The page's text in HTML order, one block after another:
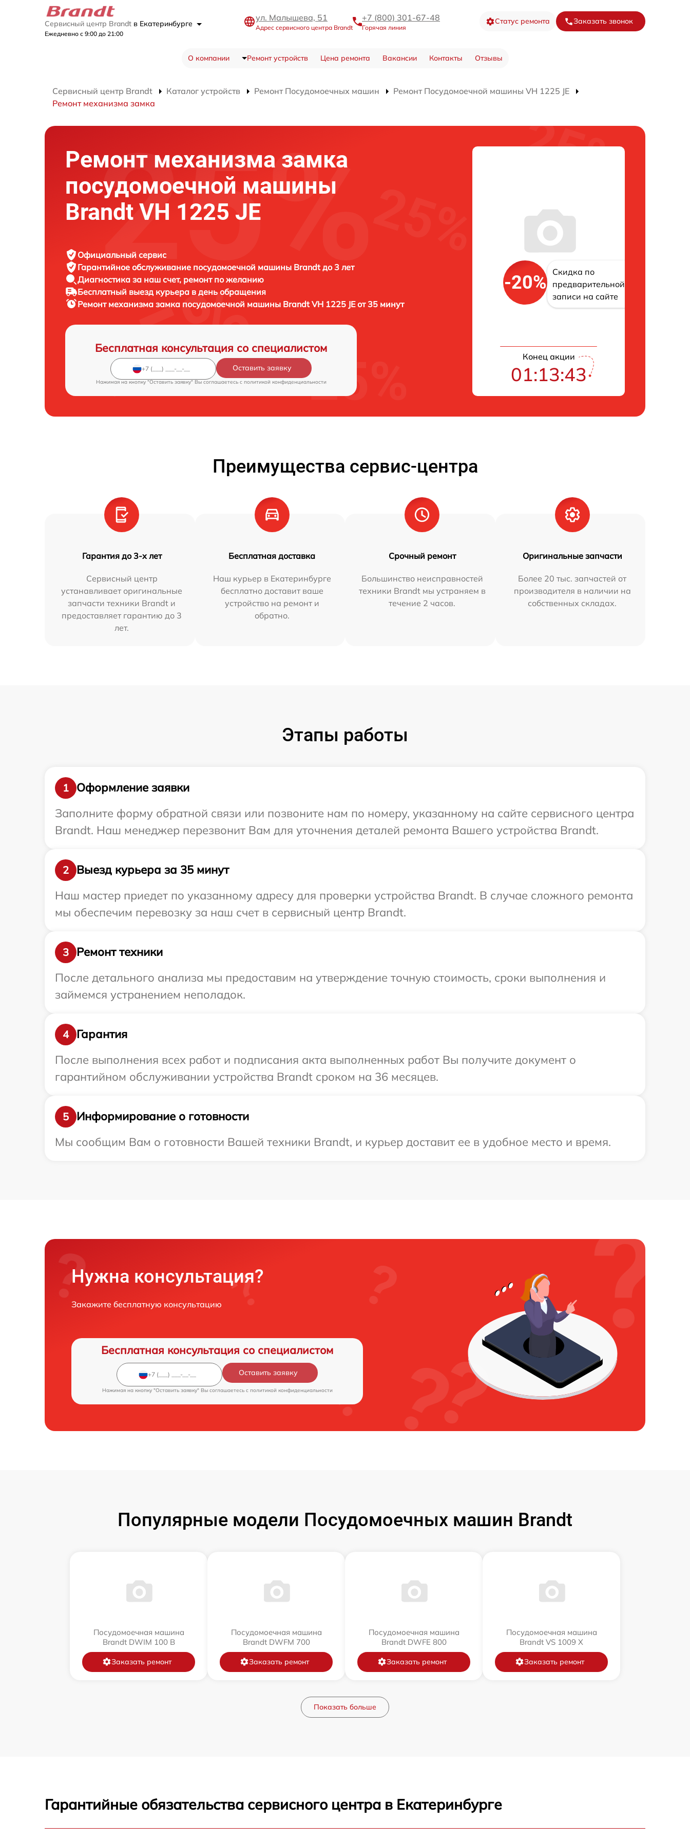
Сервисный центр Brandt в Екатеринбурге
Ежедневно с 9:00 до 21:00
ул. Малышева, 51
Адрес сервисного центра Brandt
+7 (800) 301-67-48
Горячая линия
Статус ремонта Заказать звонок
О компании Ремонт устройств Цена ремонта Вакансии Контакты Отзывы
Сервисный центр Brandt Каталог устройств Ремонт Посудомоечных машин
Ремонт Посудомоечной машины VH 1225 JE
Ремонт механизма замка
Ремонт механизма замка
посудомоечной машины
Brandt VH 1225 JE
Официальный сервис
Гарантийное обслуживание посудомоечной машины Brandt до 3 лет
Диагностика за наш счет, ремонт по желанию
Бесплатный выезд курьера в день обращения
Ремонт механизма замка посудомоечной машины Brandt VH 1225 JE от 35 минут
Бесплатная консультация со специалистом
Оставить заявку
Нажимая на кнопку "Оставить заявку" Вы соглашаетесь c политикой конфиденциальности
-20%
Скидка по
предварительной
записи на сайте
Конец акции
01:13:42
Преимущества сервис-центра
Гарантия до 3-х лет
Сервисный центр
устанавливает оригинальные
запчасти техники Brandt и
предоставляет гарантию до 3
лет.
Бесплатная доставка
Наш курьер в Екатеринбурге
бесплатно доставит ваше
устройство на ремонт и
обратно.
Срочный ремонт
Большинство неисправностей
техники Brandt мы устраняем в
течение 2 часов.
Оригинальные запчасти
Более 20 тыс. запчастей от
производителя в наличии на
собственных складах.
Этапы работы
1
Оформление заявки
Заполните форму обратной связи или позвоните нам по номеру, указанному на сайте сервисного центра
Brandt. Наш менеджер перезвонит Вам для уточнения деталей ремонта Вашего устройства Brandt.
2
Выезд курьера за 35 минут
Наш мастер приедет по указанному адресу для проверки устройства Brandt. В случае сложного ремонта
мы обеспечим перевозку за наш счет в сервисный центр Brandt.
3
Ремонт техники
После детального анализа мы предоставим на утверждение точную стоимость, сроки выполнения и
займемся устранением неполадок.
4
Гарантия
После выполнения всех работ и подписания акта выполненных работ Вы получите документ о
гарантийном обслуживании устройства Brandt сроком на 36 месяцев.
5
Информирование о готовности
Мы сообщим Вам о готовности Вашей техники Brandt, и курьер доставит ее в удобное место и время.
Нужна консультация?
Закажите бесплатную консультацию
Бесплатная консультация со специалистом
Оставить заявку
Нажимая на кнопку "Оставить заявку" Вы соглашаетесь c политикой конфиденциальности
Популярные модели Посудомоечных машин Brandt
Посудомоечная машина
Brandt DWIM 100 B
Заказать ремонт
Посудомоечная машина
Brandt DWFM 700
Заказать ремонт
Посудомоечная машина
Brandt DWFE 800
Заказать ремонт
Посудомоечная машина
Brandt VS 1009 X
Заказать ремонт
Показать больше
Гарантийные обязательства сервисного центра в Екатеринбурге